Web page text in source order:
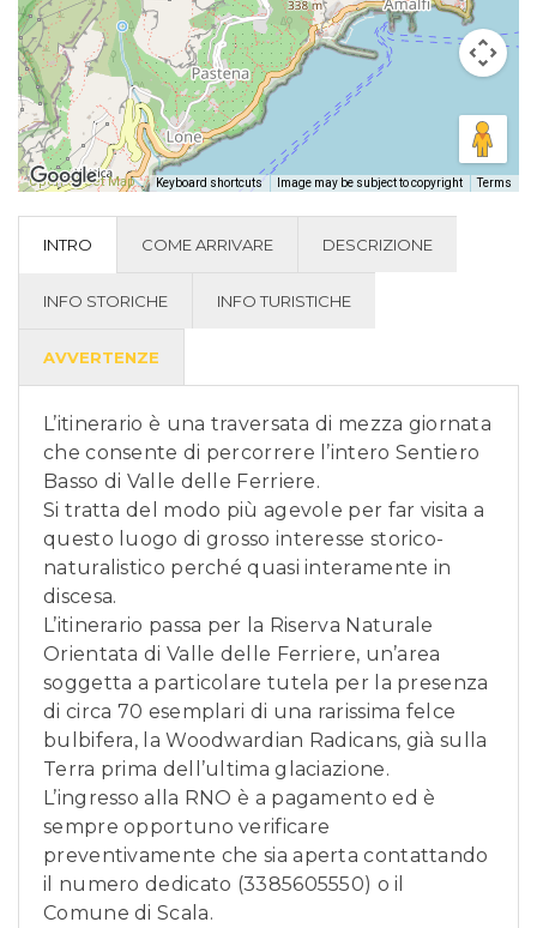
Open Street Map- Keyboard shortcuts Image may be subject to copyright Terms
INTRO COME ARRIVARE DESCRIZIONE
INFO STORICHE INFO TURISTICHE
AVVERTENZE
L’itinerario è una traversata di mezza giornata
che consente di percorrere l’intero Sentiero
Basso di Valle delle Ferriere.
Si tratta del modo più agevole per far visita a
questo luogo di grosso interesse storico-
naturalistico perché quasi interamente in
discesa.
L’itinerario passa per la Riserva Naturale
Orientata di Valle delle Ferriere, un’area
soggetta a particolare tutela per la presenza
di circa 70 esemplari di una rarissima felce
bulbifera, la Woodwardian Radicans, già sulla
Terra prima dell’ultima glaciazione.
L’ingresso alla RNO è a pagamento ed è
sempre opportuno verificare
preventivamente che sia aperta contattando
il numero dedicato (3385605550) o il
Comune di Scala.